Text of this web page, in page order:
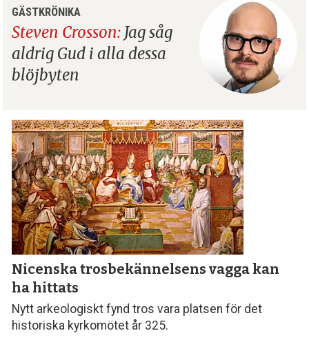
GÄSTKRÖNIKA
Steven Crosson: Jag såg
aldrig Gud i alla dessa
blöjbyten
Nicenska tros­bekännelsens vagga kan
ha hittats
Nytt arkeologiskt fynd tros vara platsen för det
historiska kyrkomötet år 325.